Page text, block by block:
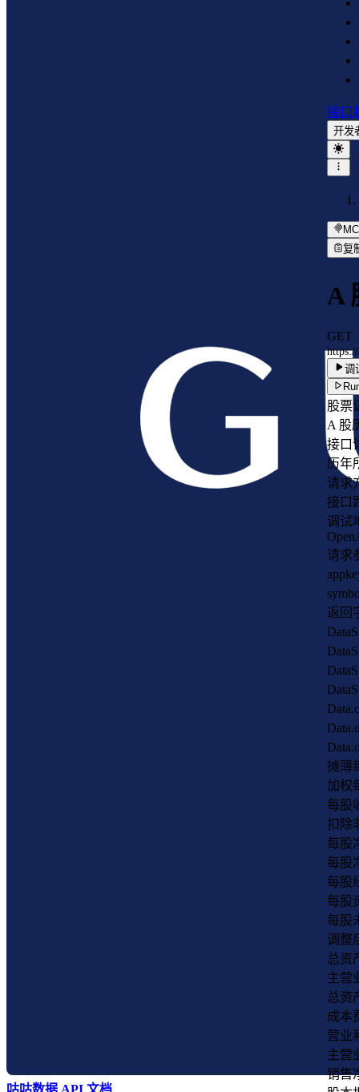
接口
开发
复
A
GET
调
股票
A 股
接口
历年
请求
接口
调试
请求
返回
摊薄
加权
每股
扣除
每股
每股
每股
每股
每股
调整
总资
主营
总资
成本
营业
主营
销售